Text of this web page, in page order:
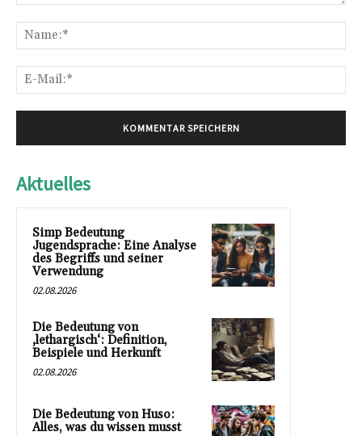
Aktuelles
Simp Bedeutung
Jugendsprache: Eine Analyse
des Begriffs und seiner
Verwendung
02.08.2026
Die Bedeutung von
‚lethargisch‘: Definition,
Beispiele und Herkunft
02.08.2026
Die Bedeutung von Huso:
Alles, was du wissen musst